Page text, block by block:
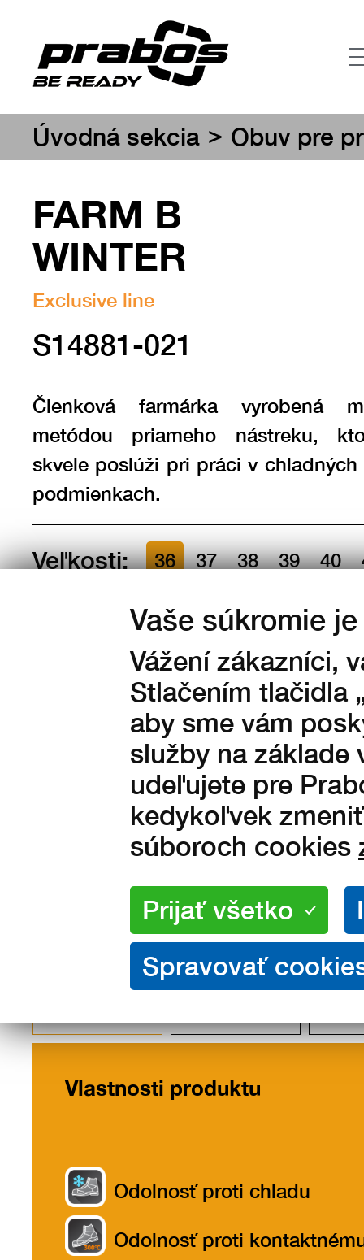
Vaše súkromie
Vážení zákazníci,
Stlačením tlačidla
aby sme vám
služby na základe
udeľujete pre
kedykoľvek
súboroch cookies
Úvodná sekcia > Obuv pre
FARM B
WINTER
Exclusive line
S14881-021
Členková farmárka vyrobená
metódou priameho nástreku,
skvele poslúži pri práci v chladných
podmienkach.
Veľkosti: 36 37 38 39 40
Množstvo:
1 790Kč s DPH
1 479 Kč bez DPH
Vlastnosti
Popis
Vlastnosti produktu
Odolnosť proti chladu
Odolnosť proti